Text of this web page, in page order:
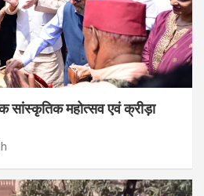
सांस्कृतिक महोत्सव एवं क्रीड़ा